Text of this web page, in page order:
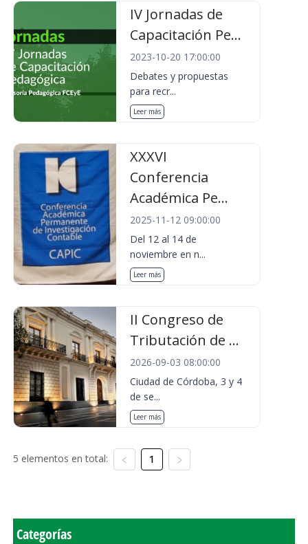
IV Jornadas de
Capacitación Pe...
2023-10-20 17:00:00
Debates y propuestas
para recr...
Leer más
XXXVI
Conferencia
Académica Pe...
2025-11-12 09:00:00
Del 12 al 14 de
noviembre en n...
Leer más
II Congreso de
Tributación de ...
2026-09-03 08:00:00
Ciudad de Córdoba, 3 y 4
de se...
Leer más
5 elementos en total: 1
Categorías